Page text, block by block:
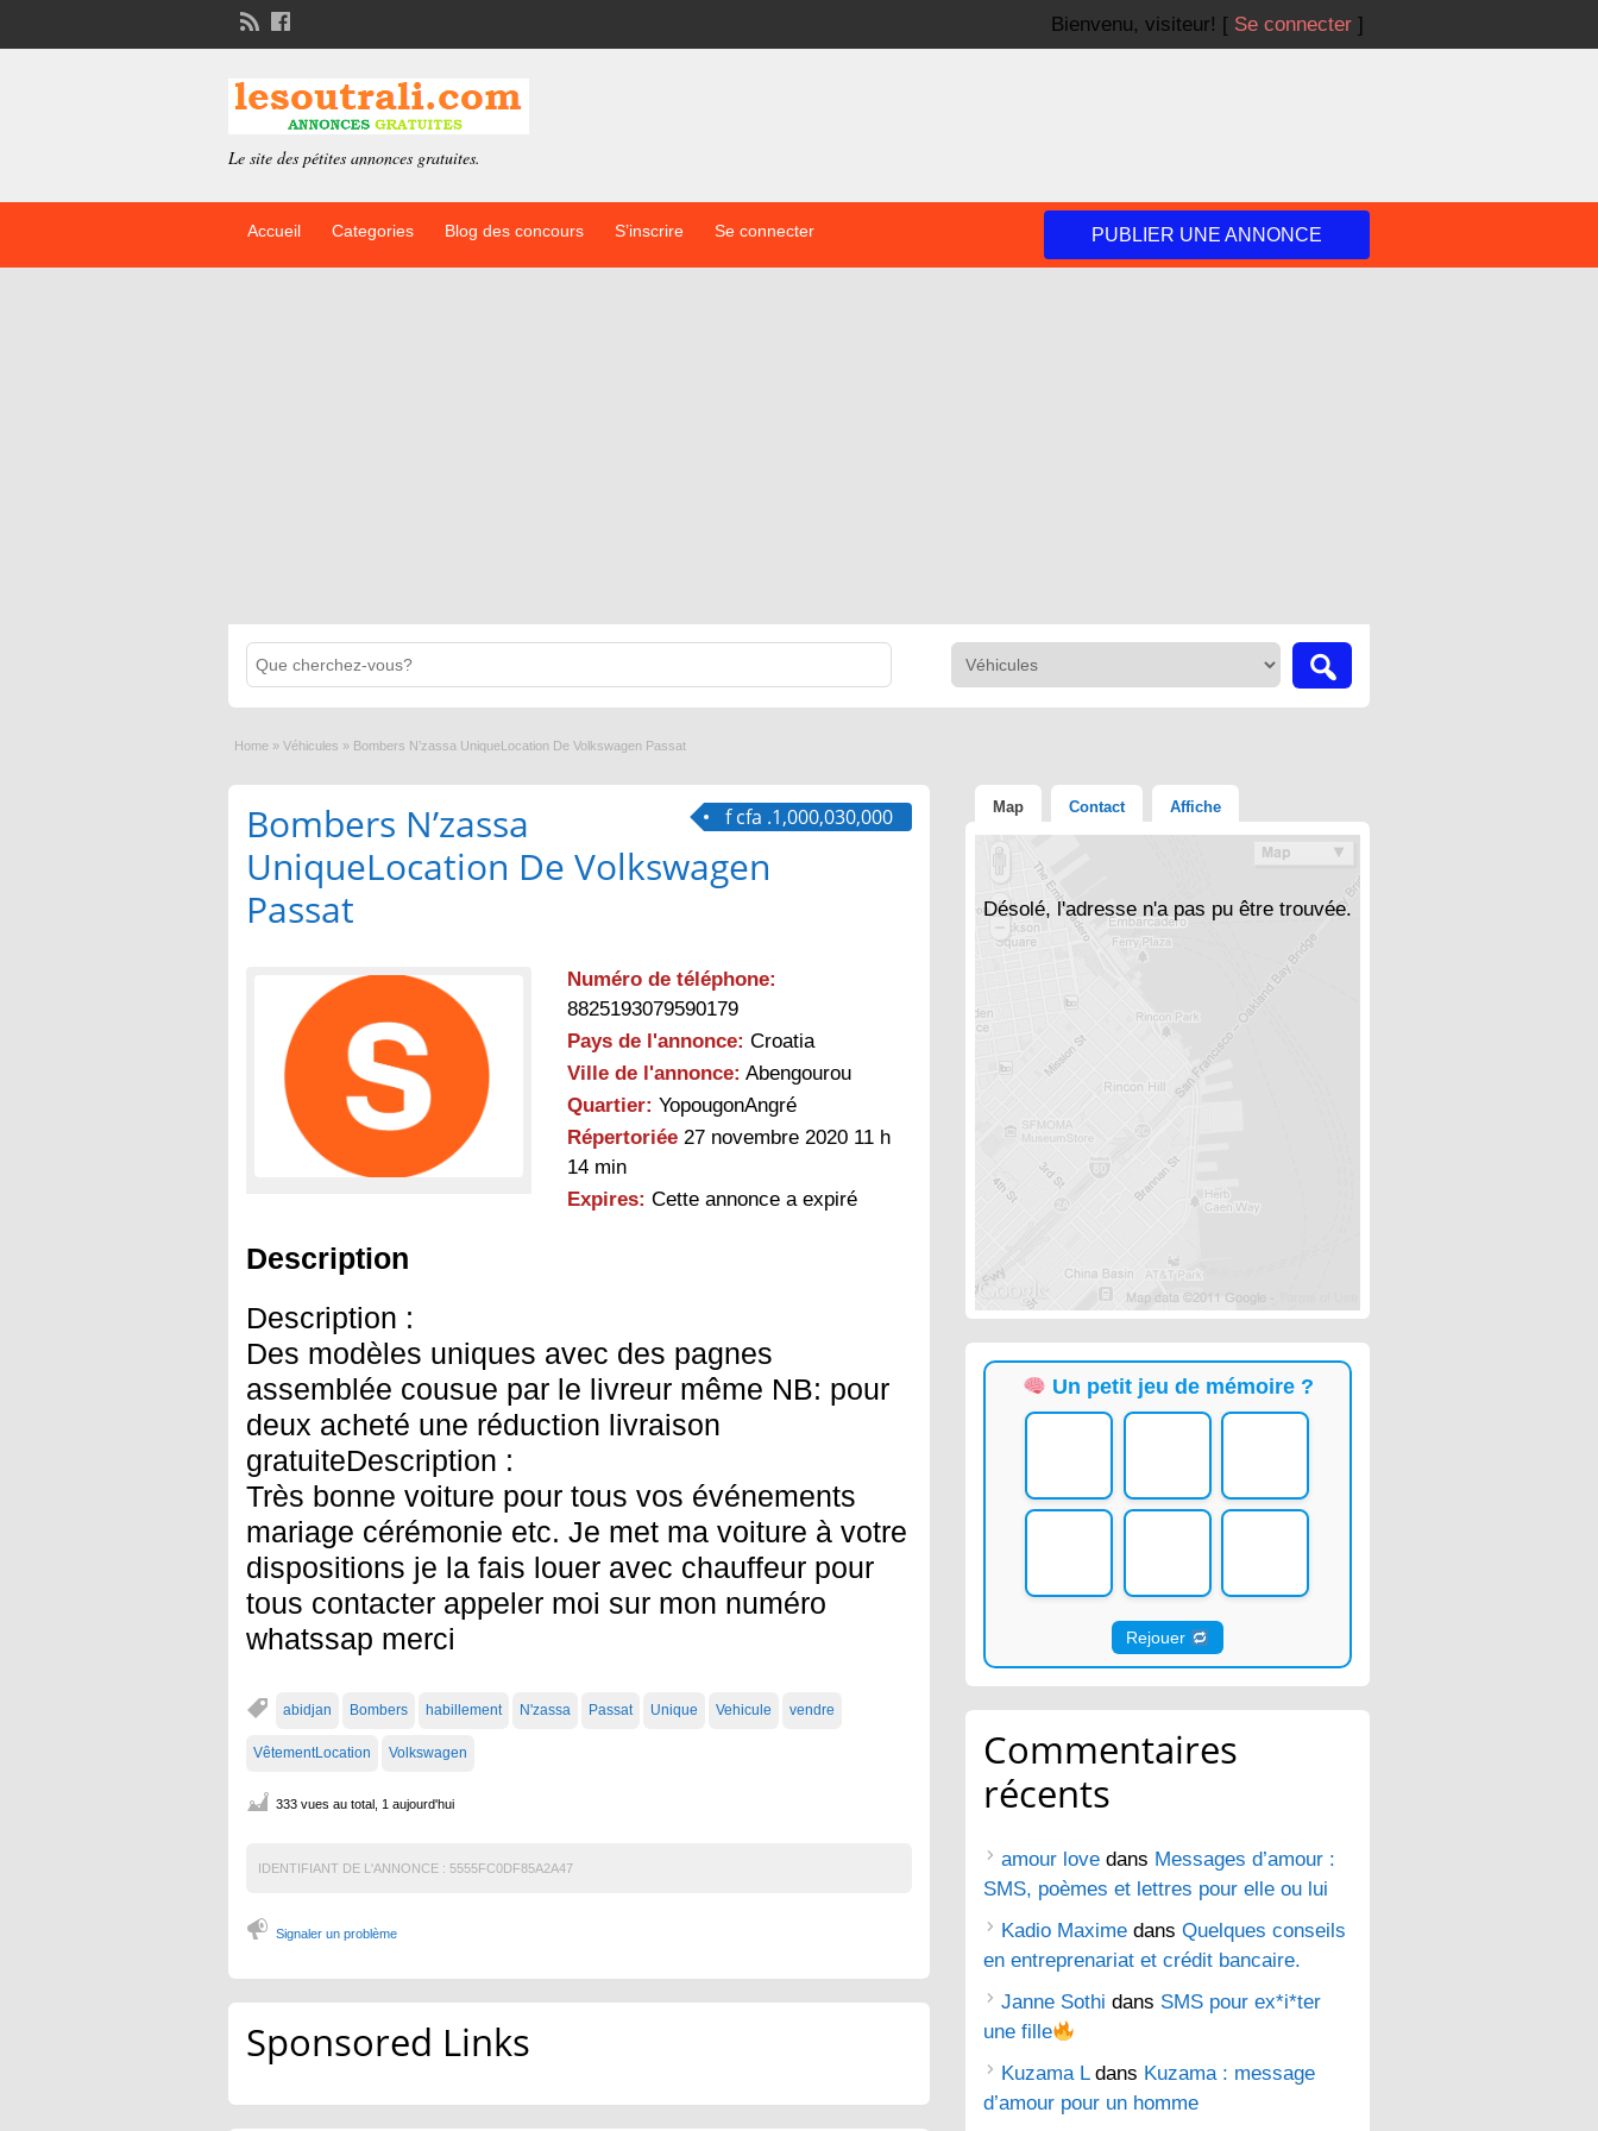
Bienvenu, visiteur! [ Se connecter ]
Le site des pétites annonces gratuites.
Accueil Categories Blog des concours S’inscrire Se connecter PUBLIER UNE ANNONCE
Home » Véhicules » Bombers N’zassa UniqueLocation De Volkswagen Passat
f cfa .1,000,030,000
Bombers N’zassa
UniqueLocation De Volkswagen
Passat
Numéro de téléphone:
8825193079590179
Pays de l'annonce: Croatia
Ville de l'annonce: Abengourou
Quartier: YopougonAngré
Répertoriée 27 novembre 2020 11 h
14 min
Expires: Cette annonce a expiré
Description
Description :
Des modèles uniques avec des pagnes
assemblée cousue par le livreur même NB: pour
deux acheté une réduction livraison
gratuiteDescription :
Très bonne voiture pour tous vos événements
mariage cérémonie etc. Je met ma voiture à votre
dispositions je la fais louer avec chauffeur pour
tous contacter appeler moi sur mon numéro
whatssap merci
abidjan Bombers habillement N'zassa Passat Unique Vehicule vendre
VêtementLocation Volkswagen
333 vues au total, 1 aujourd'hui
IDENTIFIANT DE L'ANNONCE : 5555FC0DF85A2A47
Signaler un problème
Sponsored Links
Map Contact Affiche
Désolé, l'adresse n'a pas pu être trouvée.
Un petit jeu de mémoire ?
Rejouer
Commentaires
récents
amour love dans Messages d’amour :
SMS, poèmes et lettres pour elle ou lui
Kadio Maxime dans Quelques conseils
en entreprenariat et crédit bancaire.
Janne Sothi dans SMS pour ex*i*ter
une fille
Kuzama Ldans Kuzama : message
d’amour pour un homme